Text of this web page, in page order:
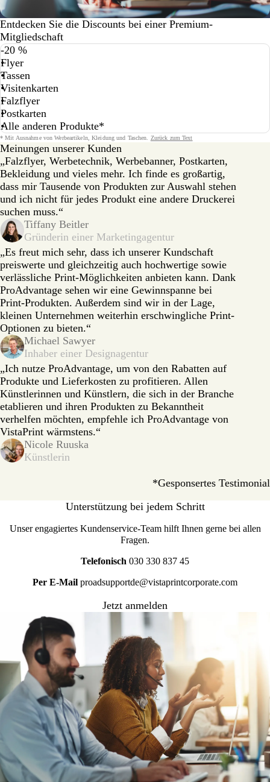
Entdecken Sie die Discounts bei einer Premium-
Mitgliedschaft
-20 %
Flyer
Tassen
Visitenkarten
Falzflyer
Postkarten
Alle anderen Produkte*
* Mit Ausnahme von Werbeartikeln, Kleidung und Taschen. Zurück zum Text
Meinungen unserer Kunden
„Falzflyer, Werbetechnik, Werbebanner, Postkarten,
Bekleidung und vieles mehr. Ich finde es großartig,
dass mir Tausende von Produkten zur Auswahl stehen
und ich nicht für jedes Produkt eine andere Druckerei
suchen muss.“
Tiffany Beitler
Gründerin einer Marketingagentur
„Es freut mich sehr, dass ich unserer Kundschaft
preiswerte und gleichzeitig auch hochwertige sowie
verlässliche Print-Möglichkeiten anbieten kann. Dank
ProAdvantage sehen wir eine Gewinnspanne bei
Print-Produkten. Außerdem sind wir in der Lage,
kleinen Unternehmen weiterhin erschwingliche Print-
Optionen zu bieten.“
Michael Sawyer
Inhaber einer Designagentur
„Ich nutze ProAdvantage, um von den Rabatten auf
Produkte und Lieferkosten zu profitieren. Allen
Künstlerinnen und Künstlern, die sich in der Branche
etablieren und ihren Produkten zu Bekanntheit
verhelfen möchten, empfehle ich ProAdvantage von
VistaPrint wärmstens.“
Nicole Ruuska
Künstlerin
*Gesponsertes Testimonial
Unterstützung bei jedem Schritt
Unser engagiertes Kundenservice-Team hilft Ihnen gerne bei allen
Fragen.
Telefonisch 030 330 837 45
Per E-Mail proadsupportde@vistaprintcorporate.com
Jetzt anmelden